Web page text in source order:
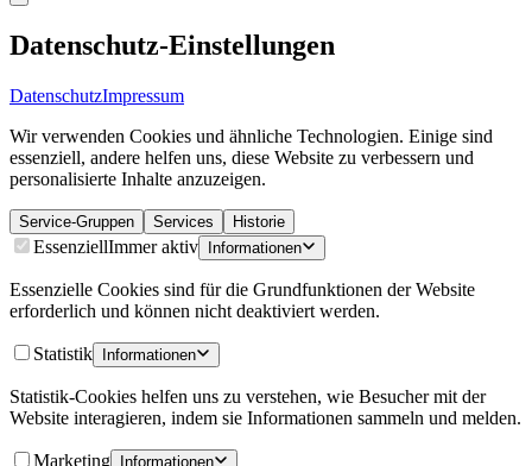
Datenschutz-Einstellungen
DatenschutzImpressum
Wir verwenden Cookies und ähnliche Technologien. Einige sind
essenziell, andere helfen uns, diese Website zu verbessern und
personalisierte Inhalte anzuzeigen.
Service-Gruppen Services Historie
EssenziellImmer aktiv Informationen
Essenzielle Cookies sind für die Grundfunktionen der Website
erforderlich und können nicht deaktiviert werden.
Statistik Informationen
Statistik-Cookies helfen uns zu verstehen, wie Besucher mit der
Website interagieren, indem sie Informationen sammeln und melden.
Marketing Informationen